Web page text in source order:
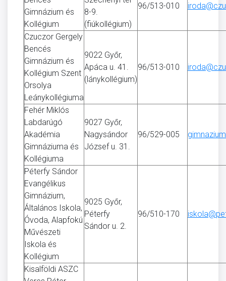
Gimnázium és
Kollégium
8-9.
(fiúkollégium)
96/513-010
Czuczor Gergely
Bencés
Gimnázium és
Kollégium Szent
Orsolya
Leánykollégiuma
9022 Győr,
Apáca u. 41.
(lánykollégium)
96/513-010
Fehér Miklós
Labdarúgó
Akadémia
Gimnáziuma és
Kollégiuma
9027 Győr,
Nagysándor
József u. 31.
96/529-005
Péterfy Sándor
Evangélikus
Gimnázium,
Általános Iskola,
Óvoda, Alapfokú
Művészeti
Iskola és
Kollégium
9025 Győr,
Péterfy
Sándor u. 2.
96/510-170
Kisalföldi ASZC